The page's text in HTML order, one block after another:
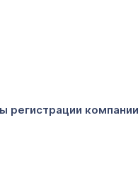
регистрации компании